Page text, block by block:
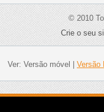
© 2010
Crie o seu
Ver: Versão móvel | Versão